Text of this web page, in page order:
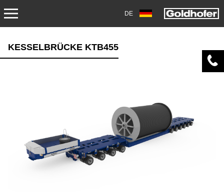
DE
SCHWERLASTMODULE
SPEZIALANWENDUNGEN
KESSELBRÜCKE KTB455